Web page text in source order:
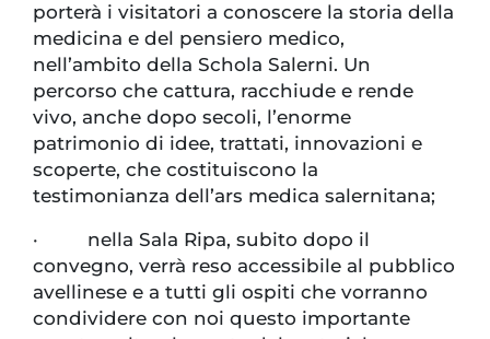
porterà i visitatori a conoscere la storia della
medicina e del pensiero medico,
nell’ambito della Schola Salerni. Un
percorso che cattura, racchiude e rende
vivo, anche dopo secoli, l’enorme
patrimonio di idee, trattati, innovazioni e
scoperte, che costituiscono la
testimonianza dell’ars medica salernitana;
· nella Sala Ripa, subito dopo il
convegno, verrà reso accessibile al pubblico
avellinese e a tutti gli ospiti che vorranno
condividere con noi questo importante